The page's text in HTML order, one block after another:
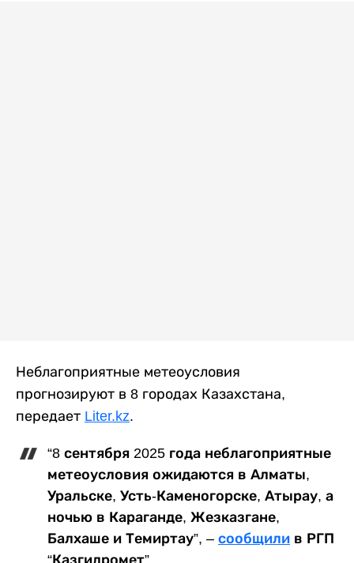
Неблагоприятные метеоусловия
прогнозируют в 8 городах Казахстана,
передает Liter.kz.
“8 сентября 2025 года неблагоприятные
метеоусловия ожидаются в Алматы,
Уральске, Усть-Каменогорске, Атырау, а
ночью в Караганде, Жезказгане,
Балхаше и Темиртау”, – сообщили в РГП
“Казгидромет”.